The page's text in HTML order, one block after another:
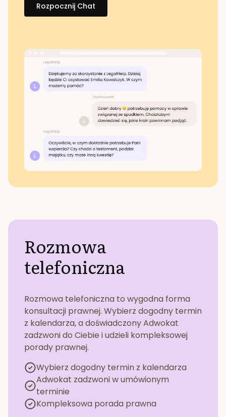
Rozpocznij Chat
Rozmowa
telefoniczna
Rozmowa telefoniczna to wygodna forma
konsultacji prawnej. Wybierz dogodny termin
z kalendarza, a doświadczony Adwokat
zadzwoni do Ciebie i udzieli kompleksowej
porady prawnej.
Wybierz dogodny termin z kalendarza
Adwokat zadzwoni w umówionym
terminie
Kompleksowa porada prawna